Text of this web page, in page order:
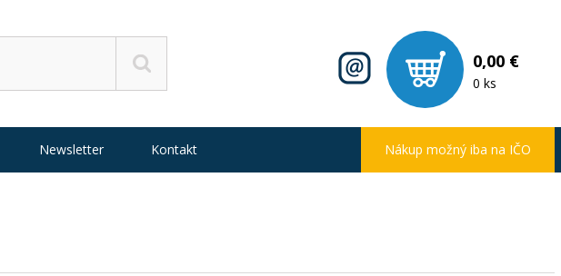
0,00 €
0 ks
Newsletter Kontakt Nákup možný iba na IČO